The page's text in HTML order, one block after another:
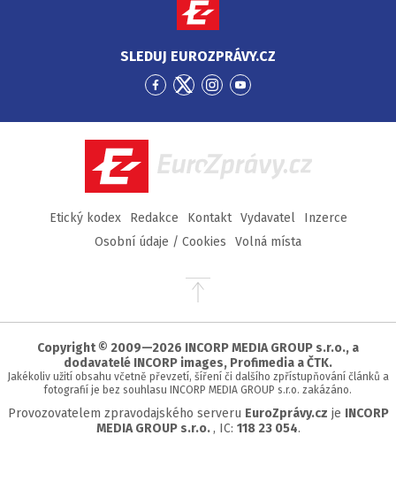
SLEDUJ EUROZPRÁVY.CZ
Přejít
Facebook
Přejít
Twitter
Přejít
Instagram
Přejít
YouTube
EuroZprávy.cz
Etický kodex Redakce Kontakt Vydavatel
Inzerce
Osobní údaje / Cookies
Volná místa
Přejít
stránky
Copyright © 2009—2026 INCORP MEDIA GROUP s.r.o., a
dodavatelé INCORP images, Profimedia a ČTK.
Jakékoliv užití obsahu včetně převzetí, šíření či dalšího zpřístupňování článků a
fotografií je bez souhlasu INCORP MEDIA GROUP s.r.o. zakázáno.
Provozovatelem zpravodajského serveru EuroZprávy.cz je INCORP
MEDIA GROUP s.r.o., IC: 118 23 054.